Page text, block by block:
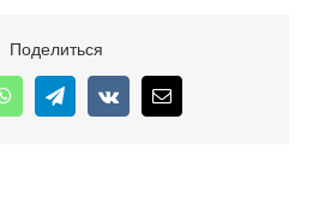
Поделиться
WhatsAppTelegram
Vk Email